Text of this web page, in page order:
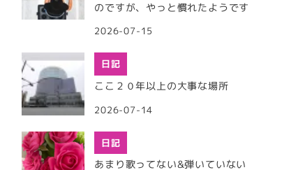
のですが、やっと慣れたようです
2026-07-15
日記
ここ２０年以上の大事な場所
2026-07-14
日記
あまり歌ってない&弾いていない